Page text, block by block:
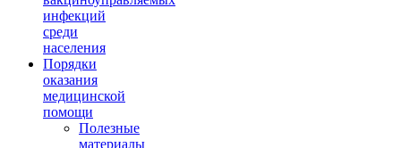
инфекций
среди
населения
Порядки
оказания
медицинской
помощи
Полезные
материалы